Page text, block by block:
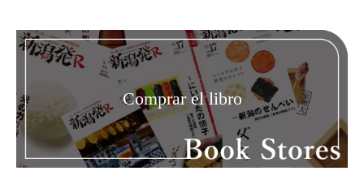
Comprar el libro